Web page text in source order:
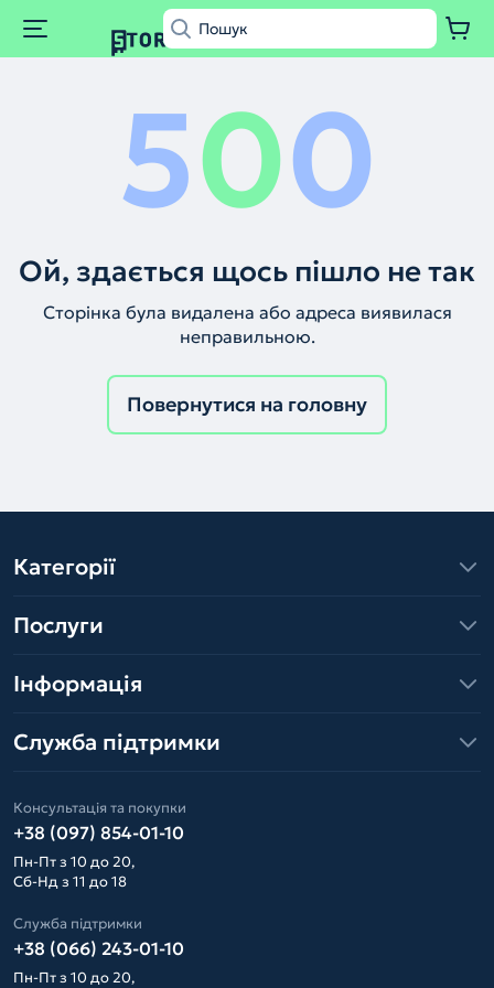
500
Ой, здається щось пішло не так
Сторінка була видалена або адреса виявилася
неправильною.
Повернутися на головну
Категорії
Послуги
Інформація
Служба підтримки
Консультація та покупки
+38 (097) 854-01-10
Пн-Пт з 10 до 20,
Сб-Нд з 11 до 18
Служба підтримки
+38 (066) 243-01-10
Пн-Пт з 10 до 20,